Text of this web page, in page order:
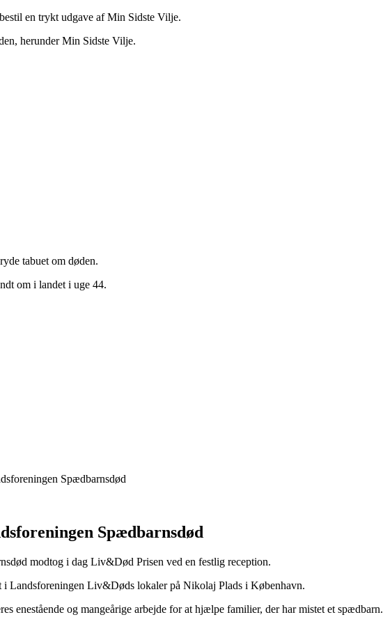
en trykt udgave af Min Sidste Vilje.
herunder Min Sidste Vilje.
tabuet om døden.
om i landet i uge 44.
Spædbarnsdød
Spædbarnsdød
modtog i dag Liv&Død Prisen ved en festlig reception.
Landsforeningen Liv&Døds lokaler på Nikolaj Plads i København.
enestående og mangeårige arbejde for at hjælpe familier, der har mistet et spædbarn.